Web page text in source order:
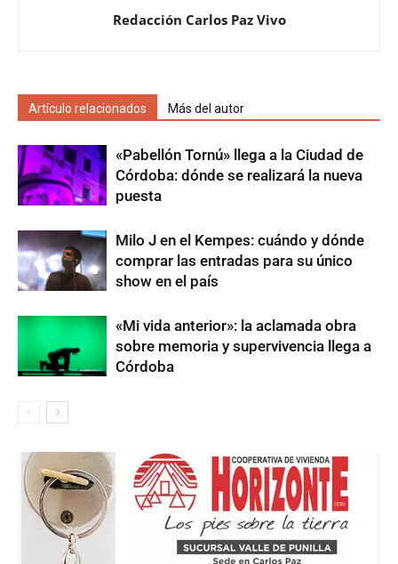
Redacción Carlos Paz Vivo
Artículo relacionados Más del autor
«Pabellón Tornú» llega a la Ciudad de
Córdoba: dónde se realizará la nueva
puesta
Milo J en el Kempes: cuándo y dónde
comprar las entradas para su único
show en el país
«Mi vida anterior»: la aclamada obra
sobre memoria y supervivencia llega a
Córdoba